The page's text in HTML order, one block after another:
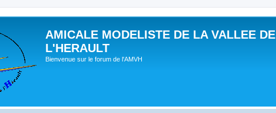
AMICALE MODELISTE DE LA VALLEE DE
L'HERAULT
Bienvenue sur le forum de l'AMVH